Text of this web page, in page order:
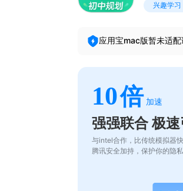
兴趣学习
应用宝mac版暂未适
10倍 加速
强强联合 极
与intel合作，比传统模拟器
腾讯安全加持，保护你的隐私